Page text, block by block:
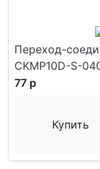
Переход-
CKMP10D-S-
77 р
Купить